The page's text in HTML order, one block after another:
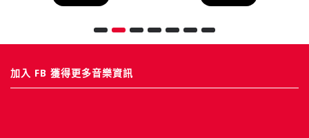
加入 FB 獲得更多音樂資訊